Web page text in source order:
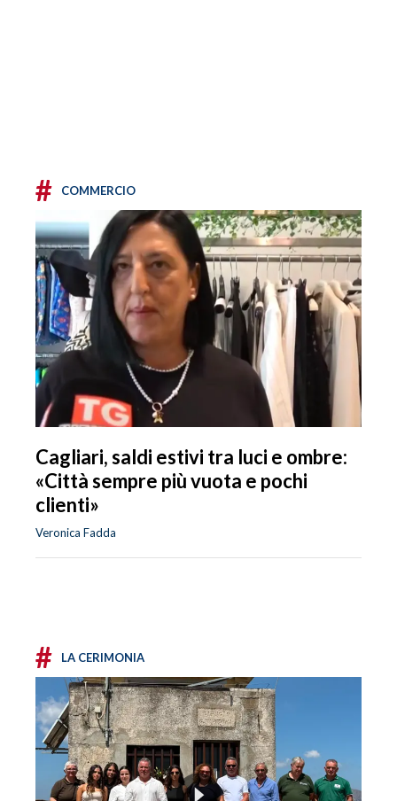
# COMMERCIO
Cagliari, saldi estivi tra luci e ombre:
«Città sempre più vuota e pochi
clienti»
Veronica Fadda
# LA CERIMONIA